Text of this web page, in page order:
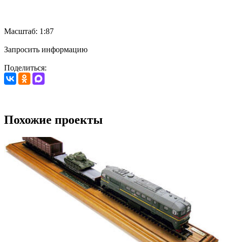
Масштаб: 1:87
Запросить информацию
Поделиться:
Похожие проекты